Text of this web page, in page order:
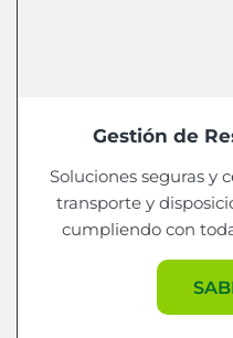
Gestión de
Soluciones seguras y
transporte y
cumpliendo con